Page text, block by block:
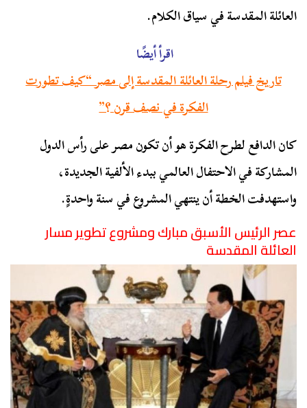
العائلة المقدسة في سياق الكلام.
اقرأ أيضًا
تاريخ فيلم رحلة العائلة المقدسة إلى مصر “كيف تطورت
الفكرة في نصف قرن ؟”
كان الدافع لطرح الفكرة هو أن تكون مصر على رأس الدول
المشاركة في الاحتفال العالمي ببدء الألفية الجديدة،
واستهدفت الخطة أن ينتهي المشروع في سنة واحدةٍ.
عصر الرئيس الأسبق مبارك ومشروع تطوير مسار
العائلة المقدسة